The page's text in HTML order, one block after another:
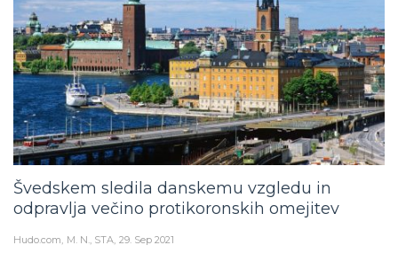
Švedskem sledila danskemu vzgledu in
odpravlja večino protikoronskih omejitev
Hudo.com M. N., STA 29. Sep 2021